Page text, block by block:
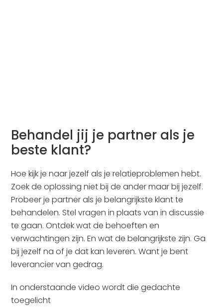
Behandel jij je partner als je
beste klant?
Hoe kijk je naar jezelf als je relatieproblemen hebt.
Zoek de oplossing niet bij de ander maar bij jezelf.
Probeer je partner als je belangrijkste klant te
behandelen. Stel vragen in plaats van in discussie
te gaan. Ontdek wat de behoeften en
verwachtingen zijn. En wat de belangrijkste zijn. Ga
bij jezelf na of je dat kan leveren. Want je bent
leverancier van gedrag.
In onderstaande video wordt die gedachte
toegelicht